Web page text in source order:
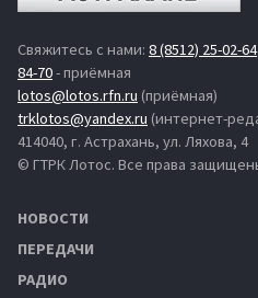
Свяжитесь с нами: 8 (8512) 25-02-64
84-70- приёмная
lotos@lotos.rfn.ru (приёмная)
trklotos@yandex.ru (интернет-
414040, г. Астрахань, ул. Ляхова, 4
© ГТРК Лотос. Все права
НОВОСТИ
ПЕРЕДАЧИ
РАДИО